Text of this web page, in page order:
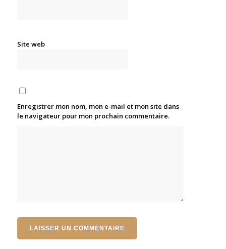
Site web
Enregistrer mon nom, mon e-mail et mon site dans
le navigateur pour mon prochain commentaire.